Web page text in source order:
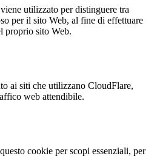
utilizzato per distinguere tra
per il sito Web, al fine di effettuare
proprio sito Web.
ai siti che utilizzano CloudFlare,
web attendibile.
cookie per scopi essenziali, per